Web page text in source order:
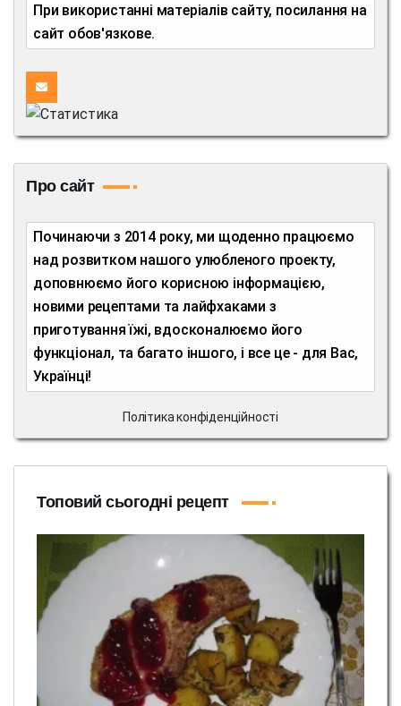
При використанні матеріалів сайту, посилання на
сайт обов'язкове.
Про сайт
Починаючи з 2014 року, ми щоденно працюємо
над розвитком нашого улюбленого проекту,
доповнюємо його корисною інформацією,
новими рецептами та лайфхаками з
приготування їжі, вдосконалюємо його
функціонал, та багато іншого, і все це - для Вас,
Українці!
Політика конфіденційності
Топовий сьогодні рецепт